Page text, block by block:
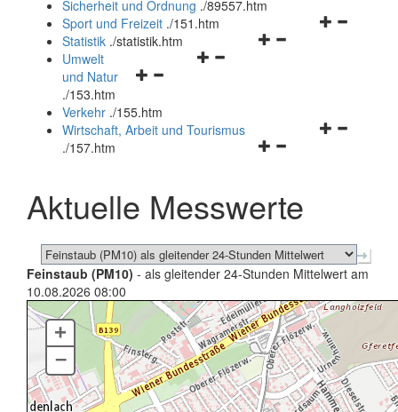
schließen
Sicherheit und Ordnung ./89557.htm
Navigationsmenü
Sport und Freizeit ./151.htm
Navigationsmenü
Statistik ./statistik.htm
Navigationsmenü
und
schließen
Umwelt
und Natur
./153.htm
Verkehr ./155.htm
Navigationsmenü
schließen
Wirtschaft, Arbeit und Tourismus
./157.htm
Aktuelle Messwerte
Feinstaub (PM10) - als gleitender 24-Stunden Mittelwert am
10.08.2026 08:00
+
–